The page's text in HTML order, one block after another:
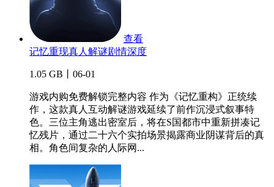
查看
记忆重现真人解谜剧情深度
1.05 GB丨06-01
游戏内购免费解锁完整内容 作为《记忆重构》正统续
作，这款真人互动解谜游戏延续了前作沉浸式叙事特
色。三位主角逃出密室后，将在S国都市中重新拼凑记
忆残片，通过二十六个实拍场景揭露商业阴谋背后的真
相。角色间复杂的人际网...